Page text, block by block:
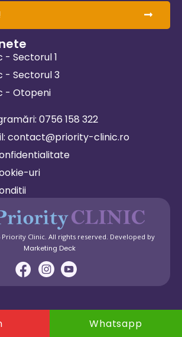
- Sectorul 1
- Sectorul 3
- Otopeni
0756 158 322
contact@priority-clinic.ro
uri
Clinic. All rights reserved. Developed by
Marketing Deck
Whatsapp